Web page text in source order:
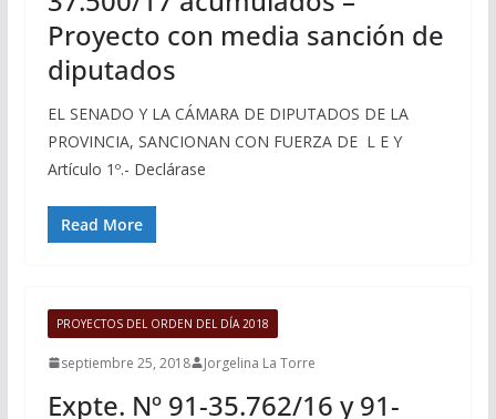
Proyecto con media sanción de
diputados
EL SENADO Y LA CÁMARA DE DIPUTADOS DE LA
PROVINCIA, SANCIONAN CON FUERZA DE L E Y
Artículo 1º.- Declárase
Read More
PROYECTOS DEL ORDEN DEL DÍA 2018
septiembre 25, 2018 Jorgelina La Torre
Expte. Nº 91-35.762/16 y 91-